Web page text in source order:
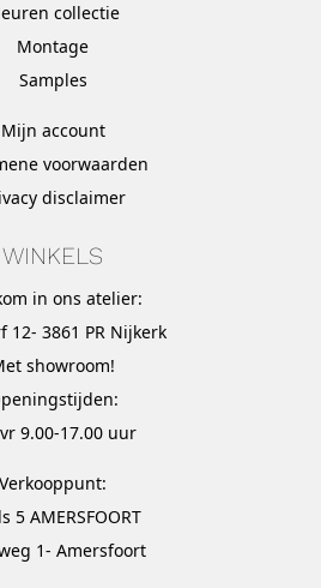
collectie
Montage
Samples
Mijn account
voorwaarden
disclaimer
WINKELS
in ons atelier:
12- 3861 PR Nijkerk
showroom!
9.00-17.00 uur
Verkooppunt:
5 AMERSFOORT
1- Amersfoort